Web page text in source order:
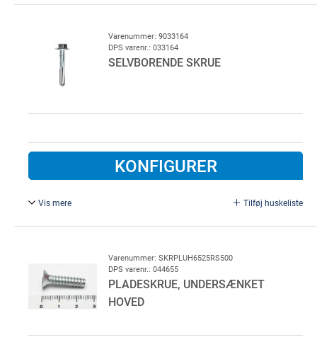
Varenummer: 9033164
DPS varenr.: 033164
SELVBORENDE SKRUE
KONFIGURER
Vis mere Tilføj huskeliste
Varenummer: SKRPLUH6525RS500
DPS varenr.: 044655
PLADESKRUE, UNDERSÆNKET
HOVED